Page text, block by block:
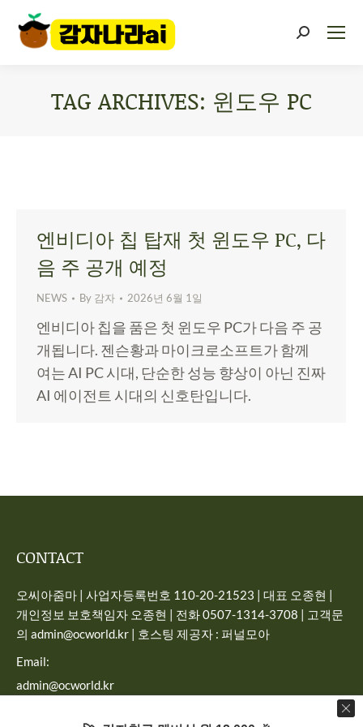
TAG ARCHIVES: 윈도우 PC
엔비디아 칩 탑재 첫 윈도우 PC, 다
음 주 공개 예정
NEWS By 감자 2026년 6월 1일
엔비디아 칩을 품은 첫 윈도우 PC가 다음 주 공
개됩니다. 젠슨황과 마이크로소프트가 함께
여는 AI PC 시대, 단순한 성능 향상이 아닌 진짜
AI 에이전트 시대의 신호탄입니다.
CONTACT
오씨아줌마 | 사업자등록번호 110-20-21523 | 대표 오종현 |
개인정보 보호책임자 오종현 | 전화 0507-1314-3708 | 고객문
의 admin@ocworld.kr | 호스팅 제공자 : 퍼널모아
Email:
admin@ocworld.kr